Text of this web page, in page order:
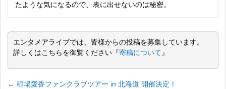
たような気になるので、表に出せないのは秘密。
エンタメアライブでは、皆様からの投稿を募集しています。
詳しくはこちらを御覧ください『寄稿について』
← 稲場愛香ファンクラブツアー in 北海道 開催決定！